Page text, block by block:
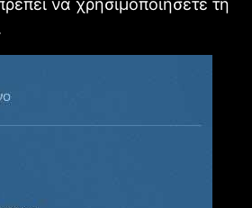
να χρησιμοποιήσετε τη